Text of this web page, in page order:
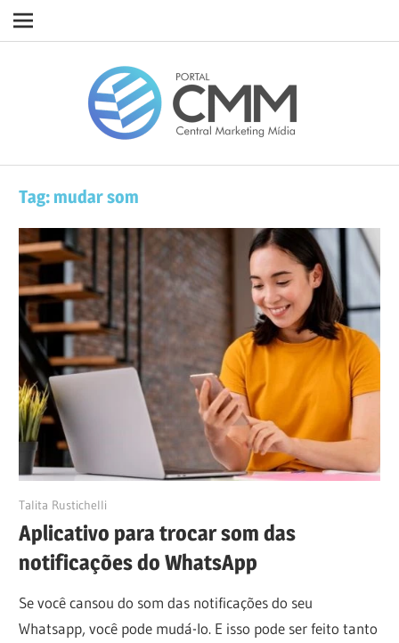
Navigation
Tag:mudar som
20/06/2024
Talita Rustichelli
Aplicativo para trocar som das
notificações do WhatsApp
Se você cansou do som das notificações do seu
Whatsapp, você pode mudá-lo. E isso pode ser feito tanto